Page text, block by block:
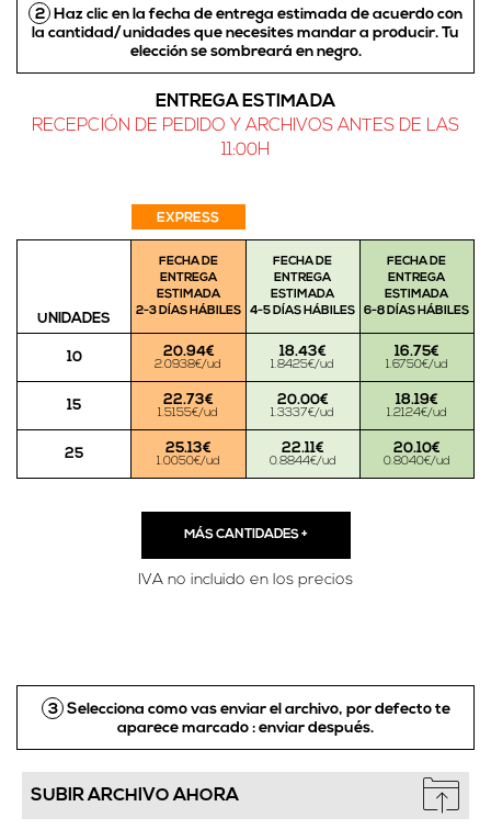
2 Haz clic en la fecha de entrega estimada de acuerdo con
la cantidad/unidades que necesites mandar a producir. Tu
elección se sombreará en negro.
ENTREGA ESTIMADA
RECEPCIÓN DE PEDIDO Y ARCHIVOS ANTES DE LAS
11:00H
UNIDADES
FECHA DE
ENTREGA
ESTIMADA
2-3 DÍAS HÁBILES
EXPRESS
FECHA DE
ENTREGA
ESTIMADA
4-5 DÍAS HÁBILES
FECHA DE
ENTREGA
ESTIMADA
6-8 DÍAS HÁBILES
10 20.94€
2.0938€/ud
18.43€
1.8425€/ud
16.75€
1.6750€/ud
15 22.73€
1.5155€/ud
20.00€
1.3337€/ud
18.19€
1.2124€/ud
25 25.13€
1.0050€/ud
22.11€
0.8844€/ud
20.10€
0.8040€/ud
MÁS CANTIDADES+
IVA no incluido en los precios
3 Selecciona como vas enviar el archivo, por defecto te
aparece marcado : enviar después.
SUBIR ARCHIVO AHORA